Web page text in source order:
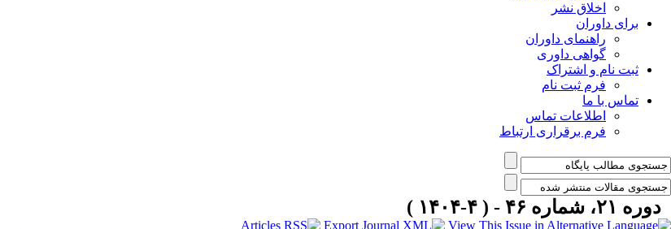
اخلاق نشر
برای داوران
راهنمای داوران
گواهی داوری
ثبت نام و اشتراک
فرم ثبت نام
تماس با ما
اطلاعات تماس
فرم برقراری ارتباط
دوره ۲۱، شماره ۴۶ - ( ۴-۱۴۰۴ )